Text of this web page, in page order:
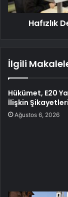
Hafızlık
İlgili
Hükümet, E20
İlişkin
Ağustos 6, 2026